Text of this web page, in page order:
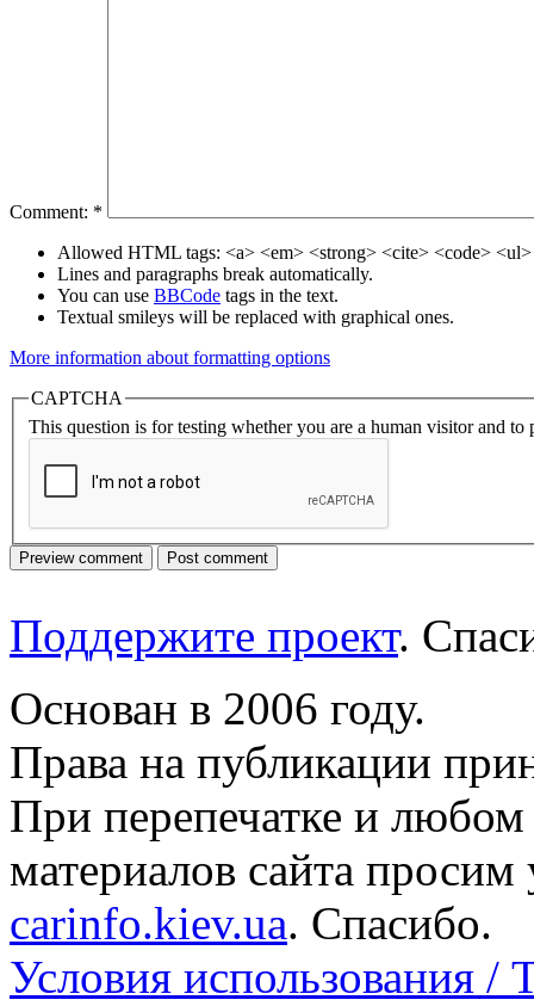
Comment: *
Allowed HTML tags: <a> <em> <strong> <cite> <code>
Lines and paragraphs break automatically.
You can use BBCode tags in the text.
Textual smileys will be replaced with graphical ones.
More information about formatting options
CAPTCHA
This question is for testing whether you are a human visitor and to
Поддержите проект.
Основан в 2006 году.
Права на публикации
При перепечатке и
материалов сайта просим
carinfo.kiev.ua. Спасибо.
Условия использования /